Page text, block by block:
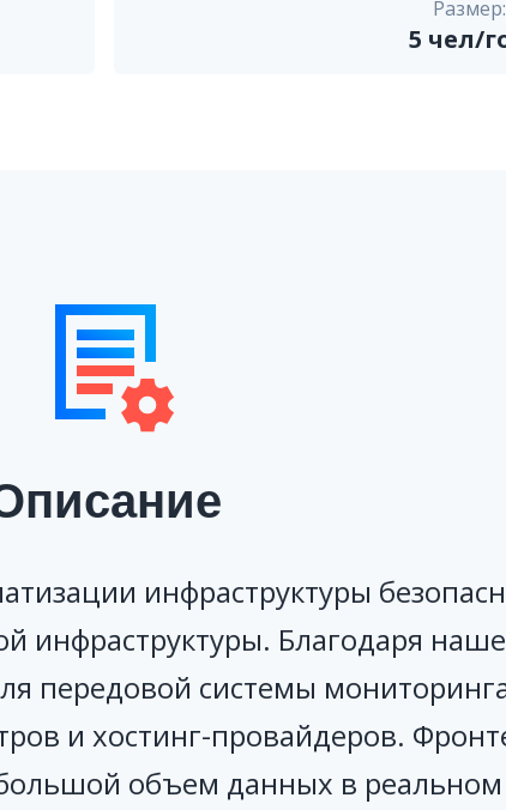
Размер:
5 чел/
инфраструктуры
инфраструктуры. Благодаря
передовой системы
и хостинг-провайдеров.
объем данных в